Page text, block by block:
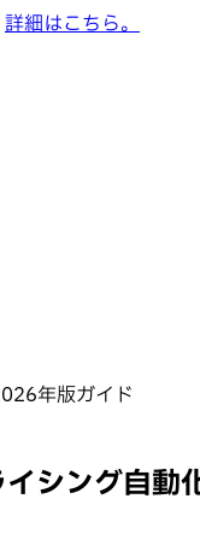
詳細はこちら。
年版ガイド
シング自